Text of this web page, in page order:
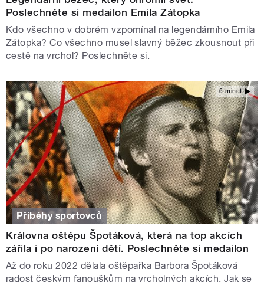
Poslechněte si medailon Emila Zátopka
Kdo všechno v dobrém vzpomínal na legendárního Emila
Zátopka? Co všechno musel slavný běžec zkousnout při
cestě na vrchol? Poslechněte si.
6 minut
Příběhy sportovců
Královna oštěpu Špotáková, která na top akcích
zářila i po narození dětí. Poslechněte si medailon
Až do roku 2022 dělala oštěpařka Barbora Špotáková
radost českým fanouškům na vrcholných akcích. Jak se